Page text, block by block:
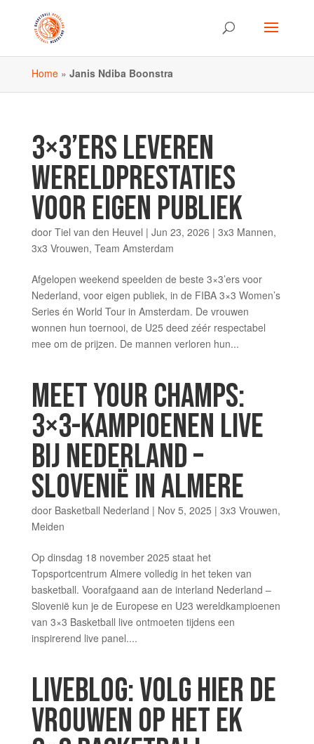
Home» Janis Ndiba Boonstra
3×3’ERS LEVEREN
WERELDPRESTATIES
VOOR EIGEN PUBLIEK
door Tiel van den Heuvel | Jun 23, 2026 | 3x3 Mannen,
3x3 Vrouwen, Team Amsterdam
Afgelopen weekend speelden de beste 3×3’ers voor
Nederland, voor eigen publiek, in de FIBA 3×3 Women’s
Series én World Tour in Amsterdam. De vrouwen
wonnen hun toernooi, de U25 deed zéér respectabel
mee om de prijzen. De mannen verloren hun...
MEET YOUR CHAMPS:
3×3-KAMPIOENEN LIVE
BIJ NEDERLAND –
SLOVENIË IN ALMERE
door Basketball Nederland | Nov 5, 2025 | 3x3 Vrouwen,
Meiden
Op dinsdag 18 november 2025 staat het
Topsportcentrum Almere volledig in het teken van
basketball. Voorafgaand aan de interland Nederland –
Slovenië kun je de Europese en U23 wereldkampioenen
van 3×3 Basketball live ontmoeten tijdens een
inspirerend live panel....
LIVEBLOG: VOLG HIER DE
VROUWEN OP HET EK